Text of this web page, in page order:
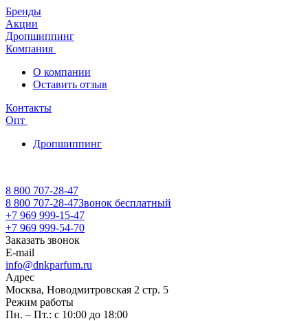
Бренды
Акции
Дропшиппинг
Компания
О компании
Оставить отзыв
Контакты
Опт
Дропшиппинг
8 800 707-28-47
8 800 707-28-47Звонок бесплатный
+7 969 999-15-47
+7 969 999-54-70
Заказать звонок
E-mail
info@dnkparfum.ru
Адрес
Москва, Новодмитровская 2 стр. 5
Режим работы
Пн. – Пт.: с 10:00 до 18:00